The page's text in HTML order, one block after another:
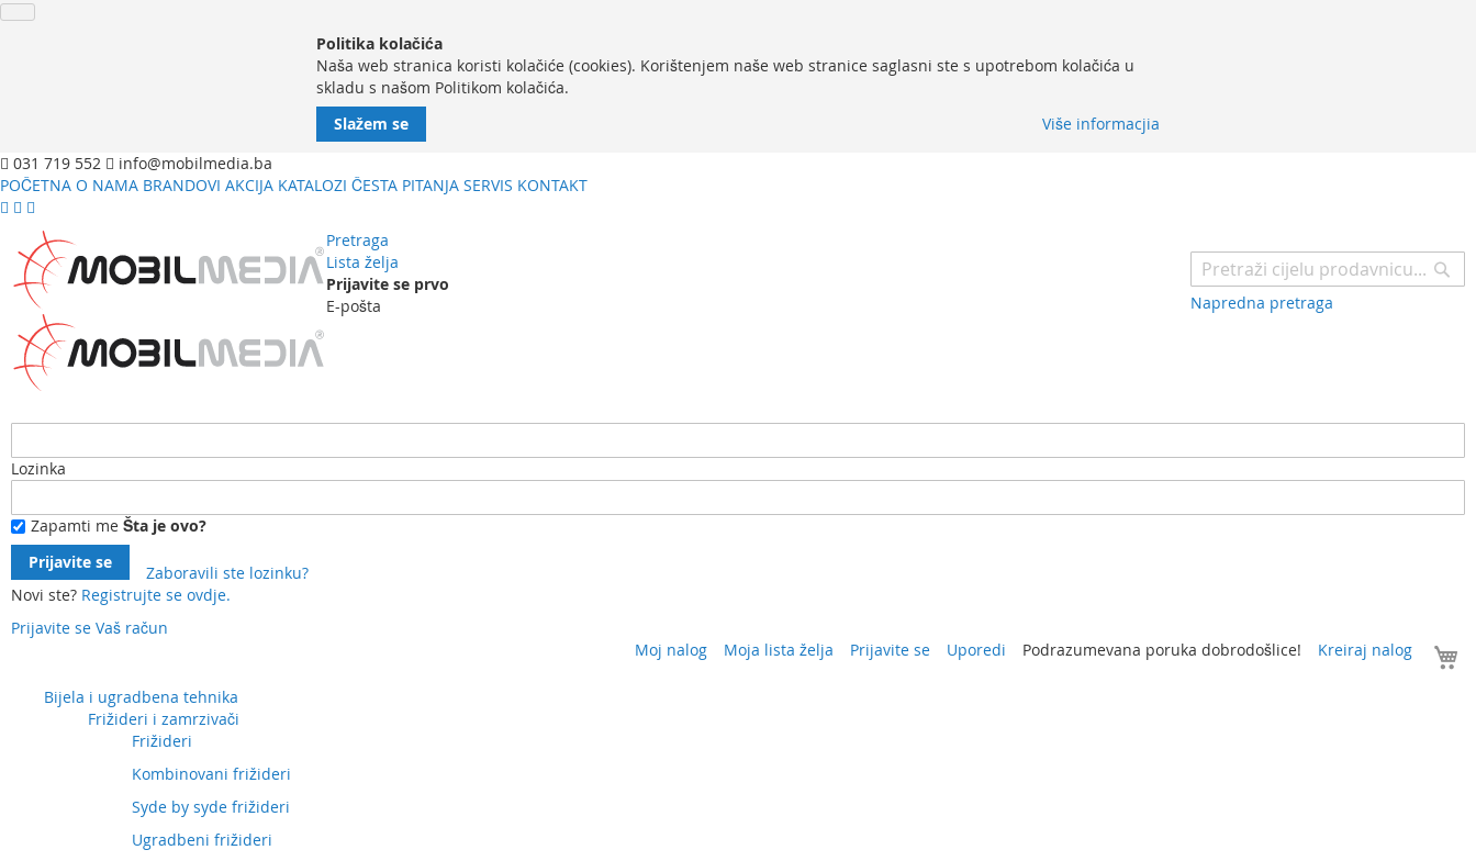
Politika kolačića
Naša web stranica koristi kolačiće (cookies). Korištenjem naše web stranice saglasni ste s upotrebom kolačića u
skladu s našom Politikom kolačića.
Više informacjia
Slažem se
031 719 552
info@mobilmedia.ba
POČETNA O NAMA BRANDOVI AKCIJA KATALOZI ČESTA PITANJA SERVIS KONTAKT
Pretraga
Napredna pretraga
Lista želja
Prijavite se prvo
E-pošta
Lozinka
Zapamti me Šta je ovo?
Prijavite se
Zaboravili ste lozinku?
Novi ste? Registrujte se ovdje.
Prijavite se Vaš račun
Moj nalog Moja lista želja Prijavite se Uporedi Podrazumevana poruka dobrodošlice! Kreiraj nalog
sadržajBijela i ugradbena tehnika
Frižideri i zamrzivači
Frižideri
Kombinovani frižideri
Syde by syde frižideri
Ugradbeni frižideri